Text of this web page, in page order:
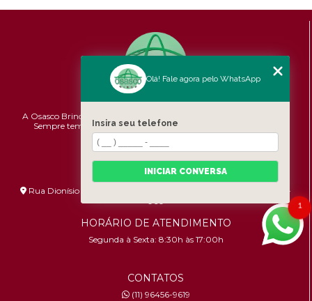
A Osasco Brindes atende a todo o Brasil em brindes personalizados.
Sempre temos promoções e novidades,
Qualidade e Custo-benefício.
ENDEREÇO
Rua Dionísio Bizarro, 233 - Umuarama - São Paulo - SP - 06036-
HORÁRIO DE ATENDIMENTO
Segunda à Sexta: 8:30h às 17:00h
CONTATOS
(11) 96456-9619
1
Olá! Fale agora pelo WhatsApp
Insira seu telefone
INICIAR CONVERSA